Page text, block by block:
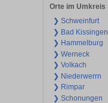
Orte im Umkreis
❯ Schweinfurt
❯ Bad Kissingen
❯ Hammelburg
❯ Werneck
❯ Volkach
❯ Niederwerrn
❯ Rimpar
❯ Schonungen